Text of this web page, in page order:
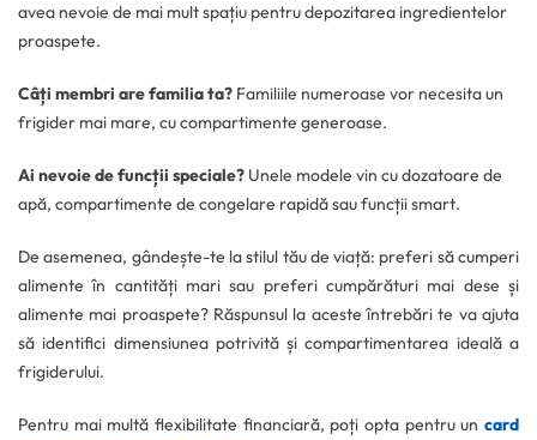
avea nevoie de mai mult spațiu pentru depozitarea ingredientelor
proaspete.
Câți membri are familia ta? Familiile numeroase vor necesita un
frigider mai mare, cu compartimente generoase.
Ai nevoie de funcții speciale? Unele modele vin cu dozatoare de
apă, compartimente de congelare rapidă sau funcții smart.
De asemenea, gândește-te la stilul tău de viață: preferi să cumperi
alimente în cantități mari sau preferi cumpărături mai dese și
alimente mai proaspete? Răspunsul la aceste întrebări te va ajuta
să identifici dimensiunea potrivită și compartimentarea ideală a
frigiderului.
Pentru mai multă flexibilitate financiară, poți opta pentru un card